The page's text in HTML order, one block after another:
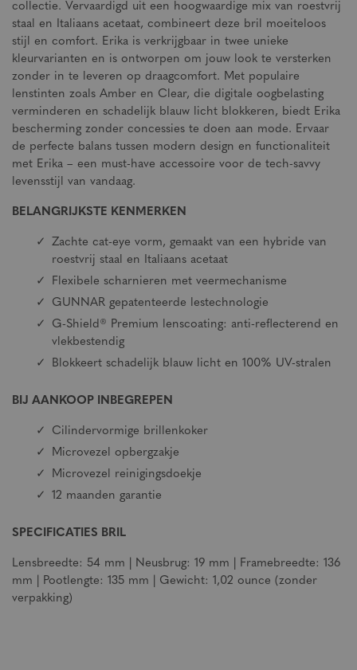
collectie. Vervaardigd uit een hoogwaardige mix van roestvrij
staal en Italiaans acetaat, combineert deze bril moeiteloos
stijl en comfort. Erika is verkrijgbaar in twee unieke
kleurvarianten en is ontworpen om jouw look te versterken
zonder in te leveren op draagcomfort. Met populaire
lenstinten zoals Amber en Clear, die digitale oogbelasting
verminderen en schadelijk blauw licht blokkeren, biedt Erika
bescherming zonder concessies te doen aan mode. Ervaar
de perfecte balans tussen modern design en functionaliteit
met Erika – een must-have accessoire voor de tech-savvy
levensstijl van vandaag.
BELANGRIJKSTE KENMERKEN
Zachte cat-eye vorm, gemaakt van een hybride van
roestvrij staal en Italiaans acetaat
Flexibele scharnieren met veermechanisme
GUNNAR gepatenteerde lestechnologie
G-Shield® Premium lenscoating: anti-reflecterend en
vlekbestendig
Blokkeert schadelijk blauw licht en 100% UV-stralen
BIJ AANKOOP INBEGREPEN
Cilindervormige brillenkoker
Microvezel opbergzakje
Microvezel reinigingsdoekje
12 maanden garantie
SPECIFICATIES BRIL
Lensbreedte: 54 mm | Neusbrug: 19 mm | Framebreedte: 136
mm | Pootlengte: 135 mm | Gewicht: 1,02 ounce (zonder
verpakking)